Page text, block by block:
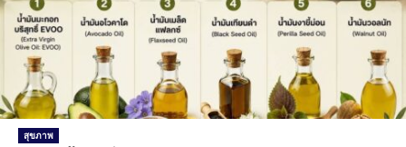
สุขภาพ